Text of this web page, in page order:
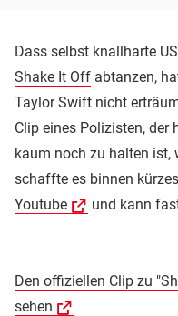
Dass selbst knallharte
Shake It Off abtanzen,
Taylor Swift nicht
Clip eines Polizisten, der
kaum noch zu halten ist,
schaffte es binnen
Youtube
und kann
Den offiziellen Clip zu
sehen